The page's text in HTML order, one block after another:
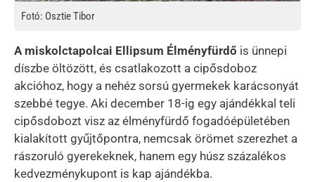
Fotó: Osztie Tibor
A miskolctapolcai Ellipsum Élményfürdő is ünnepi
díszbe öltözött, és csatlakozott a cipősdoboz
akcióhoz, hogy a nehéz sorsú gyermekek karácsonyát
szebbé tegye. Aki december 18-ig egy ajándékkal teli
cipősdobozt visz az élményfürdő fogadóépületében
kialakított gyűjtőpontra, nemcsak örömet szerezhet a
rászoruló gyerekeknek, hanem egy húsz százalékos
kedvezménykupont is kap ajándékba.